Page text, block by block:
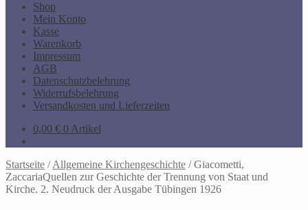
Shop
Mein Konto
Kasse
Warenkorb
Impressum
AGB
Datenschutzbelehrung
Widerrufsbelehrung
Versandkosten und Lieferzeiten
0,00 € 0 Artikel
Startseite /Allgemeine Kirchengeschichte /Giacometti,
ZaccariaQuellen zur Geschichte der Trennung von Staat und
Kirche. 2. Neudruck der Ausgabe Tübingen 1926